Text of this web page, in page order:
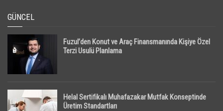
GÜNCEL
Fuzul’den Konut ve Araç Finansmanında Kişiye Özel
Terzi Usulü Planlama
Helal Sertifikalı Muhafazakar Mutfak Konseptinde
Üretim Standartları